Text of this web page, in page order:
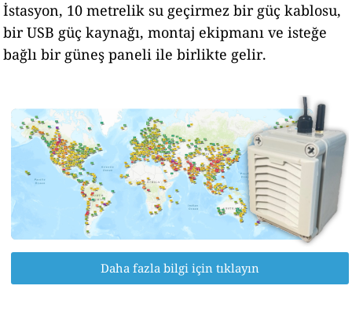
İstasyon, 10 metrelik su geçirmez bir güç kablosu,
bir USB güç kaynağı, montaj ekipmanı ve isteğe
bağlı bir güneş paneli ile birlikte gelir.
Daha fazla bilgi için tıklayın